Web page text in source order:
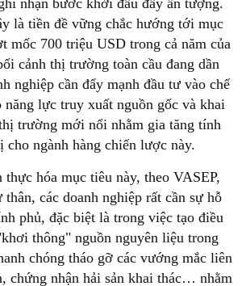
là tiền đề vững chắc hướng tới mục
mốc 700 triệu USD trong cả năm của
cảnh thị trường toàn cầu đang dần
nghiệp cần đẩy mạnh đầu tư vào chế
năng lực truy xuất nguồn gốc và khai
trường mới nổi nhằm gia tăng tính
cho ngành hàng chiến lược này.
hóa mục tiêu này, theo VASEP,
các doanh nghiệp rất cần sự hỗ
phủ, đặc biệt là trong việc tạo điều
thông" nguồn nguyên liệu trong
chóng tháo gỡ các vướng mắc liên
chứng nhận hải sản khai thác… nhằm